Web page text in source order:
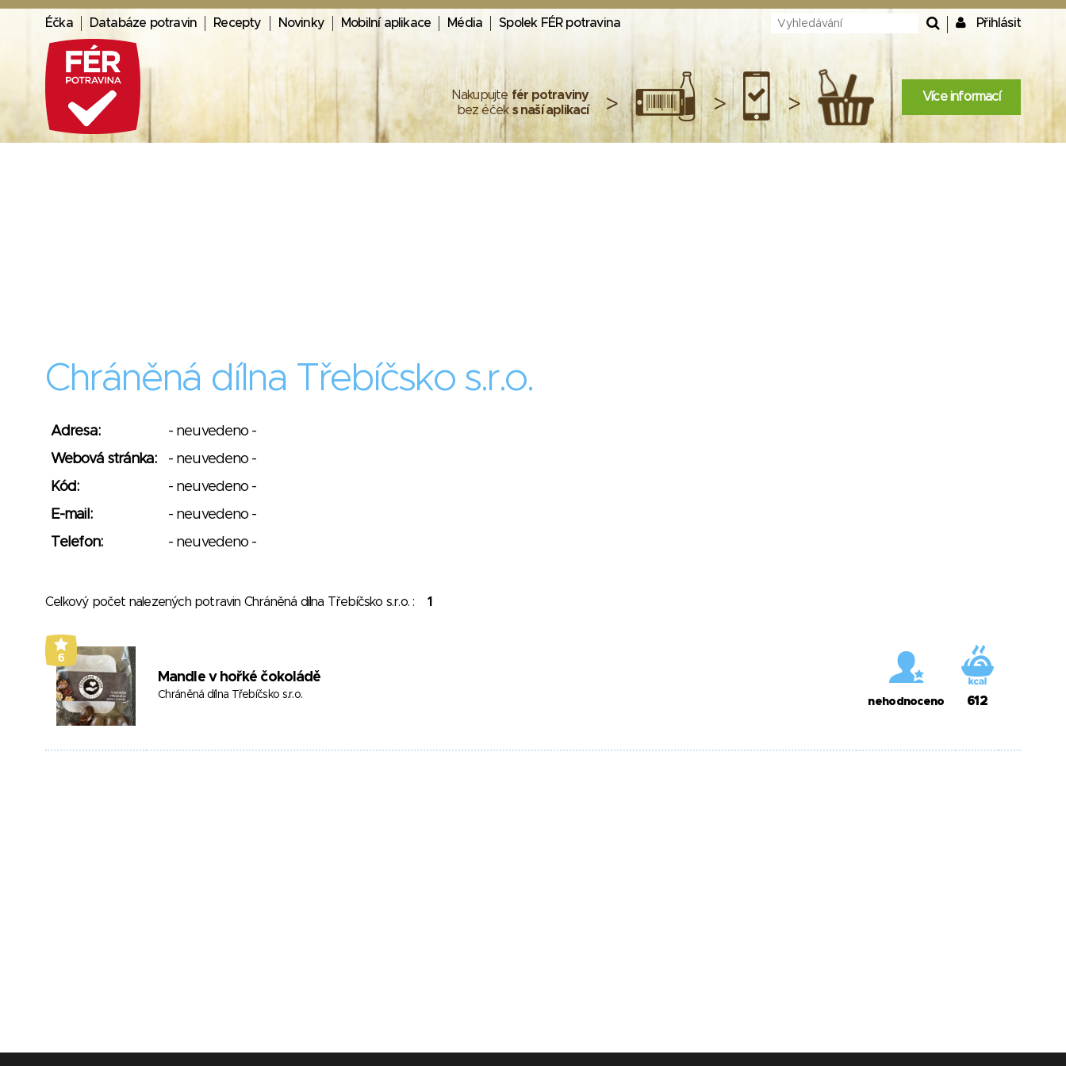
Éčka Databáze potravin Recepty Novinky Mobilní aplikace Média Spolek FÉR potravina Přihlásit
Nakupujte fér potraviny
bez éček s naší aplikací > > > Více informací
Chráněná dílna Třebíčsko s.r.o.
Adresa:
- neuvedeno -
Webová stránka:
- neuvedeno -
Kód:
- neuvedeno -
E-mail:
- neuvedeno -
Telefon:
- neuvedeno -
Celkový počet nalezených potravin Chráněná dílna Třebíčsko s.r.o. :1
6
Mandle v hořké čokoládě
Chráněná dílna Třebíčsko s.r.o.
nehodnoceno 612